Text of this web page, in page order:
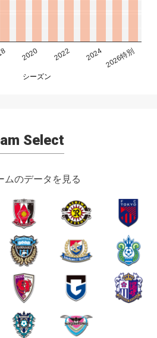
2020 2022 2024 2026特別
シーズン
Select
ムのデータを見る